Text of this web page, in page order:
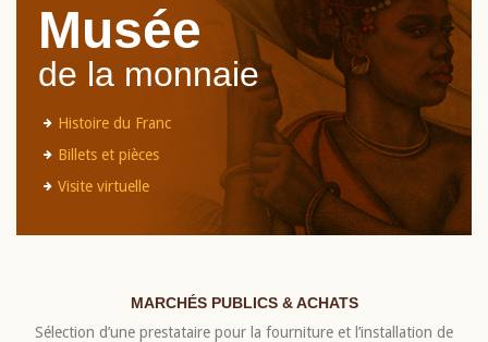
Musée
de la monnaie
Histoire du Franc
Billets et pièces
Visite virtuelle
MARCHÉS PUBLICS & ACHATS
Sélection d’une prestataire pour la fourniture et l’installation de